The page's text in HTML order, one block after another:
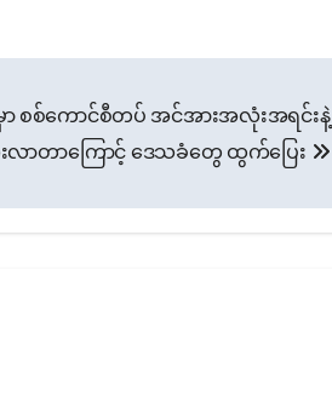
ာ စစ်ကောင်စီတပ် အင်အားအလုံးအရင်းနဲ့
လာတာကြောင့် ဒေသခံတွေ ထွက်ပြေး